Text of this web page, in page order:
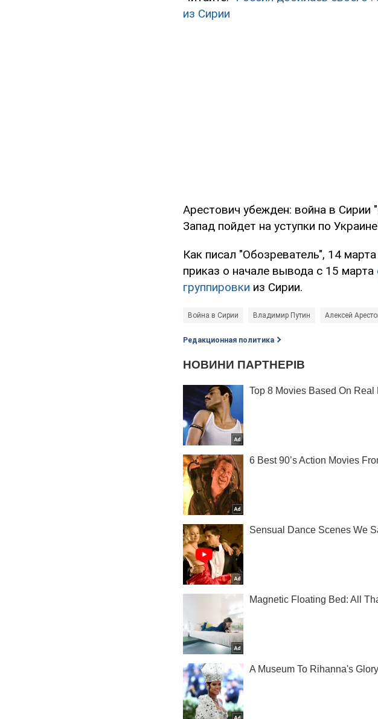
из Сирии
Арестович убежден: война в Сирии
Запад пойдет на уступки по
Как писал "Обозреватель", 14
приказ о начале вывода с 15 марта
группировки из Сирии.
Война в Сирии Владимир Путин Алексей
Редакционная политика